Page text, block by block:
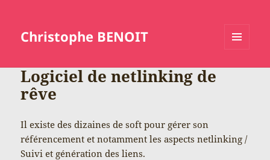
Christophe BENOIT
Logiciel de netlinking de
rêve
Il existe des dizaines de soft pour gérer son
référencement et notamment les aspects netlinking /
Suivi et génération des liens.